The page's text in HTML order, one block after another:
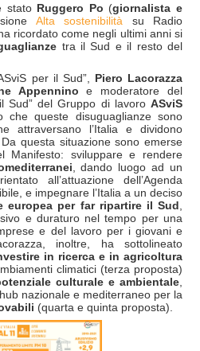
stato Ruggero Po (giornalista e
Alta sostenibilità su Radio
ricordato come negli ultimi anni si
tra il Sud e il resto del
per il Sud”, Piero Lacorazza
Appennino e moderatore del
Sud” del Gruppo di lavoro ASviS
queste disuguaglianze sono
attraversano l’Italia e dividono
questa situazione sono emerse
Manifesto: sviluppare e rendere
, dando luogo ad un
all’attuazione dell’Agenda
e impegnare l’Italia a un deciso
europea per far ripartire il Sud
e duraturo nel tempo per una
e del lavoro per i giovani e
inoltre, ha sottolineato
in ricerca e in agricoltura
climatici (terza proposta)
culturale e ambientale
nazionale e mediterraneo per la
(quarta e quinta proposta).